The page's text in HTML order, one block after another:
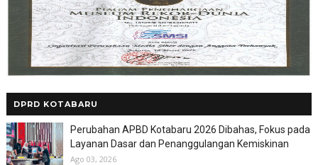
DPRD KOTABARU
Perubahan APBD Kotabaru 2026 Dibahas, Fokus pada
Layanan Dasar dan Penanggulangan Kemiskinan
Ago 03, 2026